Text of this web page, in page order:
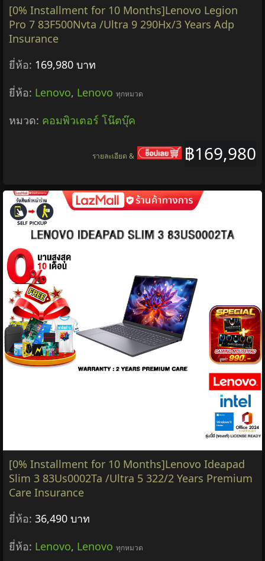
[0% Installment for 10 Months]Lenovo Legion
Pro 7 83F500Nvta /Ultra 9 290Hx/3 Years Adp
Insurance
ยี่ห้อ: 169,980 บาท
ยี่ห้อ: Lenovo, Lenovo ทุกหมวด
หมวด: คอมพิวเตอร์ โน๊ตบุ๊ค
฿169,980
รายละเอียด &
[0% Installment for 10 Months]Lenovo Ideapad
Slim 3 83Us0002Ta /Ultra 5 322/2 Years Premium
Care Insurance
ยี่ห้อ: 36,490 บาท
ยี่ห้อ: Lenovo, Lenovo ทุกหมวด